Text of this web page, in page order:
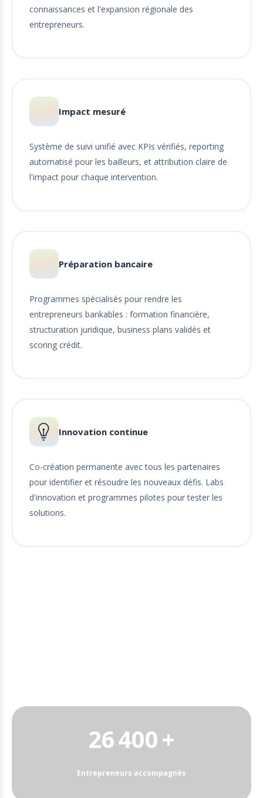
connaissances et l'expansion régionale des
entrepreneurs.
Impact mesuré
Système de suivi unifié avec KPIs vérifiés, reporting
automatisé pour les bailleurs, et attribution claire de
l'impact pour chaque intervention.
Préparation bancaire
Programmes spécialisés pour rendre les
entrepreneurs bankables : formation financière,
structuration juridique, business plans validés et
scoring crédit.
Innovation continue
Co-création permanente avec tous les partenaires
pour identifier et résoudre les nouveaux défis. Labs
d'innovation et programmes pilotes pour tester les
solutions.
26 400 +
Entrepreneurs accompagnés